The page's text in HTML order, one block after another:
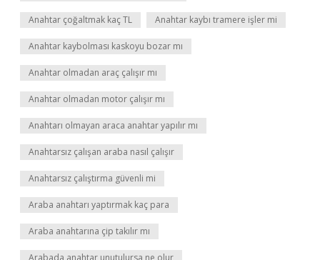
Anahtar çoğaltmak kaç TL Anahtar kaybı tramere işler mi
Anahtar kaybolması kaskoyu bozar mı
Anahtar olmadan araç çalışır mı
Anahtar olmadan motor çalışır mı
Anahtarı olmayan araca anahtar yapılır mı
Anahtarsız çalışan araba nasıl çalışır
Anahtarsız çalıştırma güvenli mi
Araba anahtarı yaptırmak kaç para
Araba anahtarına çip takılır mı
Arabada anahtar unutulursa ne olur